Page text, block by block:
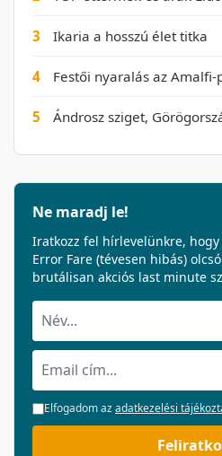
3 Ikaria a hosszú élet titka
4 Festői nyaralás az
5 Ándrosz sziget,
Ne maradj le!
Iratkozz fel hírlevelünkre,
Error Fare (tévesen hibás)
brutálisan akciós last minute
Elfogadom azadatkezelési